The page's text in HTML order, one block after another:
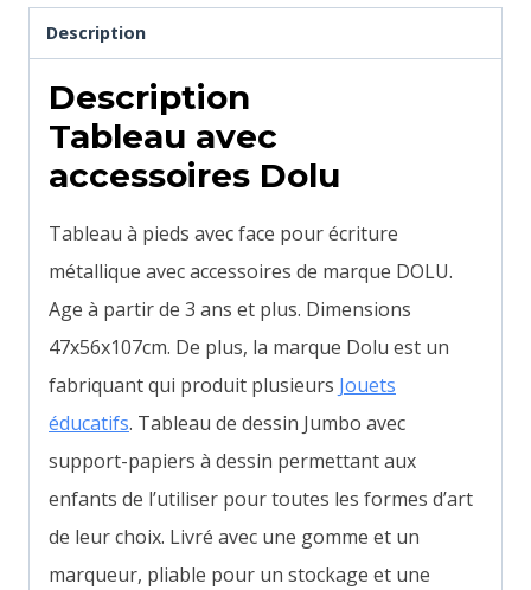
Description
Description
Tableau avec
accessoires Dolu
Tableau à pieds avec face pour écriture
métallique avec accessoires de marque DOLU.
Age à partir de 3 ans et plus. Dimensions
47x56x107cm. De plus, la marque Dolu est un
fabriquant qui produit plusieurs Jouets
éducatifs. Tableau de dessin Jumbo avec
support-papiers à dessin permettant aux
enfants de l’utiliser pour toutes les formes d’art
de leur choix. Livré avec une gomme et un
marqueur, pliable pour un stockage et une